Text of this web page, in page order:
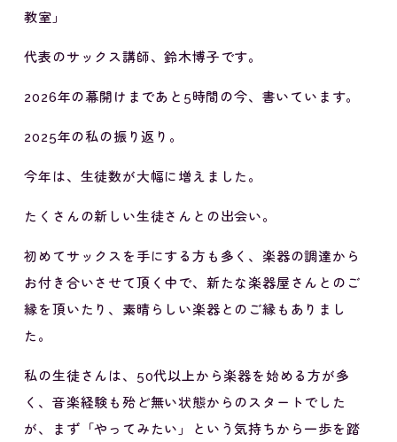
教室」
代表のサックス講師、鈴木博子です。
2026年の幕開けまであと5時間の今、書いています。
2025年の私の振り返り。
今年は、生徒数が大幅に増えました。
たくさんの新しい生徒さんとの出会い。
初めてサックスを手にする方も多く、楽器の調達から
お付き合いさせて頂く中で、新たな楽器屋さんとのご
縁を頂いたり、素晴らしい楽器とのご縁もありまし
た。
私の生徒さんは、50代以上から楽器を始める方が多
く、音楽経験も殆ど無い状態からのスタートでした
が、まず「やってみたい」という気持ちから一歩を踏